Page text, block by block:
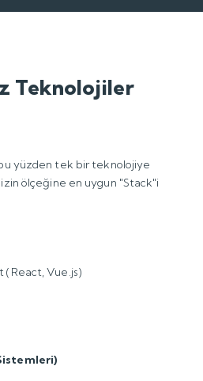
Teknolojiler
yüzden tek bir teknolojiye
ölçeğine en uygun "Stack"i
(React, Vue.js)